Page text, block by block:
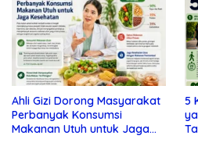
Ahli Gizi Dorong Masyarakat
Perbanyak Konsumsi
Makanan Utuh untuk Jaga
5